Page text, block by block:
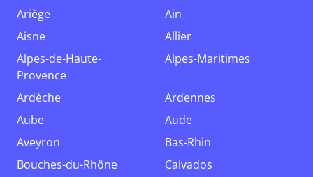
Ariège
Ain
Aisne
Allier
Alpes-de-Haute-
Provence
Alpes-Maritimes
Ardèche
Ardennes
Aube
Aude
Aveyron
Bas-Rhin
Bouches-du-Rhône
Calvados